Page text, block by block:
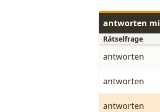
antworten
Rätselfrage
antworten
antworten
antworten